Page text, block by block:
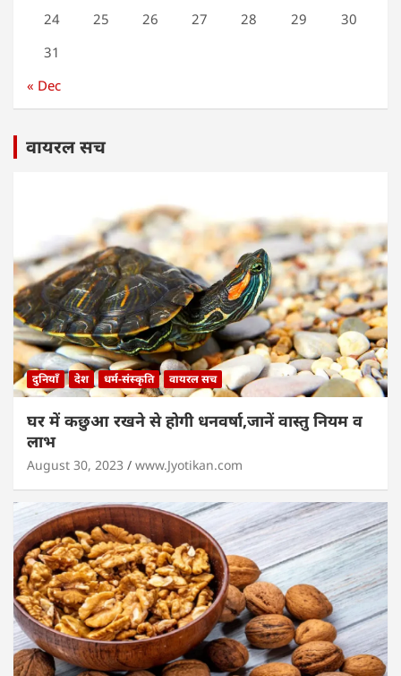
24
25 26 27 28 29
30
31
« Dec
वायरल सच
दुनियाँ देश धर्म-संस्कृति वायरल सच
घर में कछुआ रखने से होगी धनवर्षा,जानें वास्तु नियम व
लाभ
August 30, 2023 www.Jyotikan.com